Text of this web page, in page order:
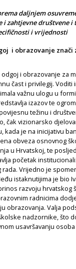
daljnjem
i zahtjevne društvene
i vrijednosti
i obrazovanje znači
i obrazovanje za
čast i privilegij. Voditi
važnu ulogu u
izazov te
težinu i
čak vizionarsko
kada je na inicijativu
obveza osnovnog
u Hrvatskoj, te
početak
Vrijedno je
istaknutijima je bio
razvoju hrvatskog
radnicima
obrazovanja. Valja
nadzornike, što
usavršavanju